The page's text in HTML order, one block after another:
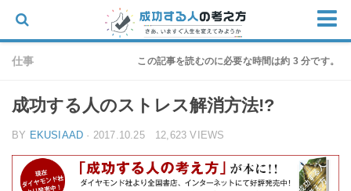
ホーム
仕事
物語
家族
仕事 この記事を読むのに必要な時間は約 3 分です。
成功する人のストレス解消方法!?
BY EKUSIAAD · 2017.10.25 12,623 VIEWS